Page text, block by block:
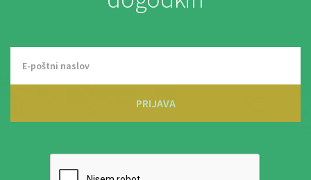
PRIJAVA